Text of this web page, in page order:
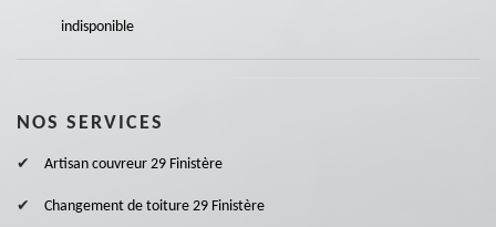
indisponible
NOS SERVICES
Artisan couvreur 29 Finistère
Changement de toiture 29 Finistère